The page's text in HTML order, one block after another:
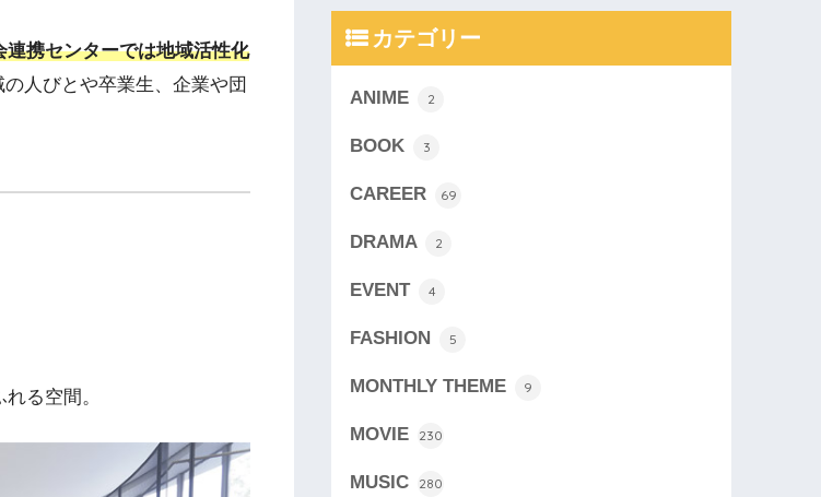
連携センターでは地域活性化
人びとや卒業生、企業や団
る空間。
カテゴリー
ANIME 2
BOOK 3
CAREER 69
DRAMA 2
EVENT 4
FASHION 5
MONTHLY THEME 9
MOVIE 230
MUSIC 280